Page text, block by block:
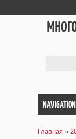
NAVIGATION
Главная »